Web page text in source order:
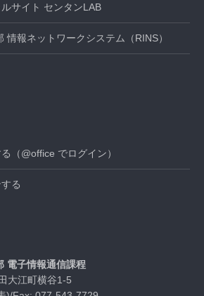
サイト センタンLAB
情報ネットワークシステム（RINS）
（@office でログイン）
る
電子情報通信課程
大江町横谷1-5